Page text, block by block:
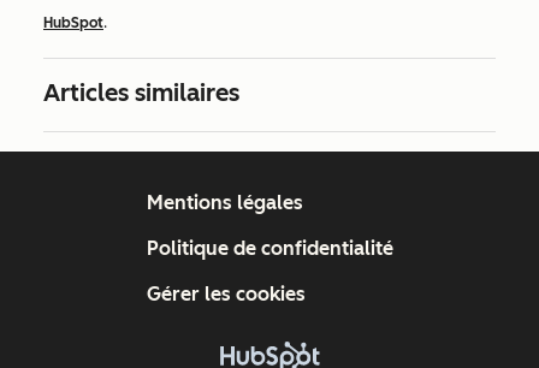
HubSpot.
Articles similaires
Mentions légales
Politique de confidentialité
Gérer les cookies